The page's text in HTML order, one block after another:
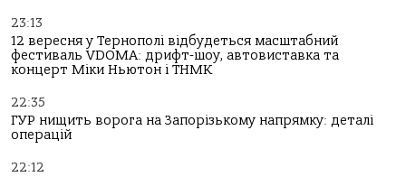
23:13
12 вересня у Тернополі відбудеться масштабний
фестиваль VDOMA: дрифт-шоу, автовиставка та
концерт Міки Ньютон і ТНМК
22:35
ГУР нищить ворога на Запорізькому напрямку: деталі
операцій
22:12